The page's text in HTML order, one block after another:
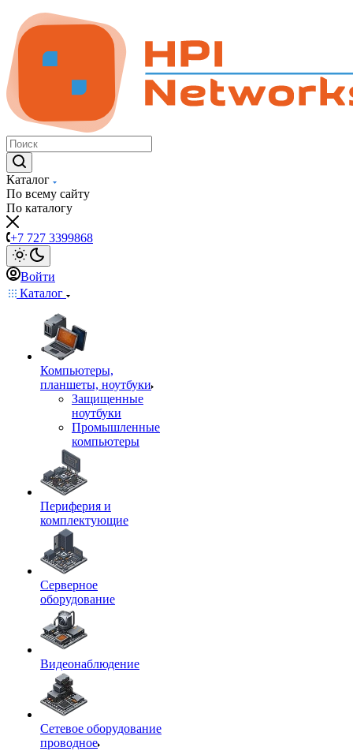
Каталог
По всему сайту
По каталогу
+7 727 3399868
Войти
Каталог
Компьютеры,
планшеты, ноутбуки
Защищенные
ноутбуки
Промышленные
компьютеры
Периферия и
комплектующие
Серверное
оборудование
Видеонаблюдение
Сетевое оборудование
проводное